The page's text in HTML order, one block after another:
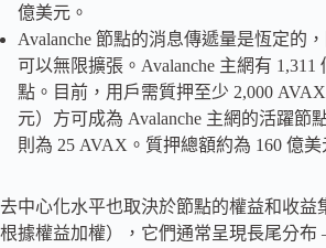
億美元。
Avalanche 節點的消息傳遞量是恆定的
可以無限擴張。Avalanche 主網有 1,311
點。目前，用戶需質押至少 2,000
元）方可成為 Avalanche 主網的活躍節
則為 25 AVAX。質押總額約為 160 億美
去中心化水平也取決於節點的權益和收益
根據權益加權），它們通常呈現長尾分